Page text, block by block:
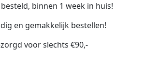
binnen 1 week in huis!
en gemakkelijk bestellen!
voor slechts €90,-